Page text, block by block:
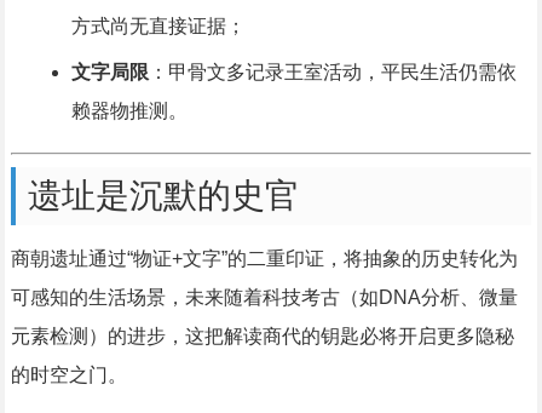
方式尚无直接证据；
文字局限：甲骨文多记录王室活动，平民生活仍需依
赖器物推测。
遗址是沉默的史官
商朝遗址通过“物证+文字”的二重印证，将抽象的历史转化为
可感知的生活场景，未来随着科技考古（如DNA分析、微量
元素检测）的进步，这把解读商代的钥匙必将开启更多隐秘
的时空之门。